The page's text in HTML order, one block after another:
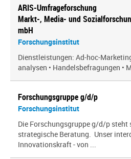
ARIS-Umfrageforschung
Markt-, Media- und
mbH
Forschungsinstitut
Dienstleistungen: Ad-hoc-
analysen • Handelsbefragungen •
Forschungsgruppe g/d/p
Forschungsinstitut
Die Forschungsgruppe g/d/p
strategische Beratung. Unser
Innovationskraft - von ...